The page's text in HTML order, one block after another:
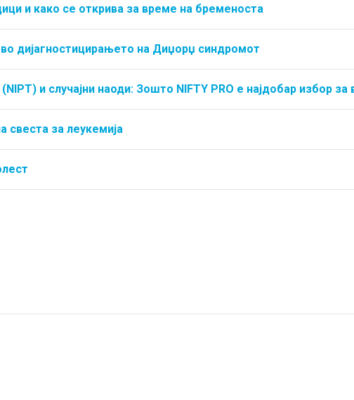
и како се открива за време на бременоста
дијагностицирањето на Диџорџ синдромот
и случајни наоди: Зошто NIFTY PRO е најдобар избор за
за леукемија